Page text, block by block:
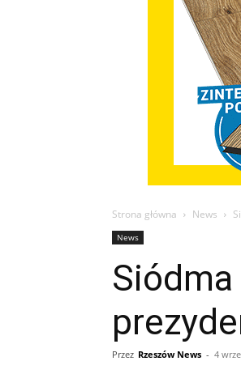
Strona główna News
News
Przez Rzeszów News - 4